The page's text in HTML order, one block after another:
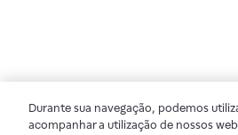
Durante sua navegação, podemos
acompanhar a utilização de nossos